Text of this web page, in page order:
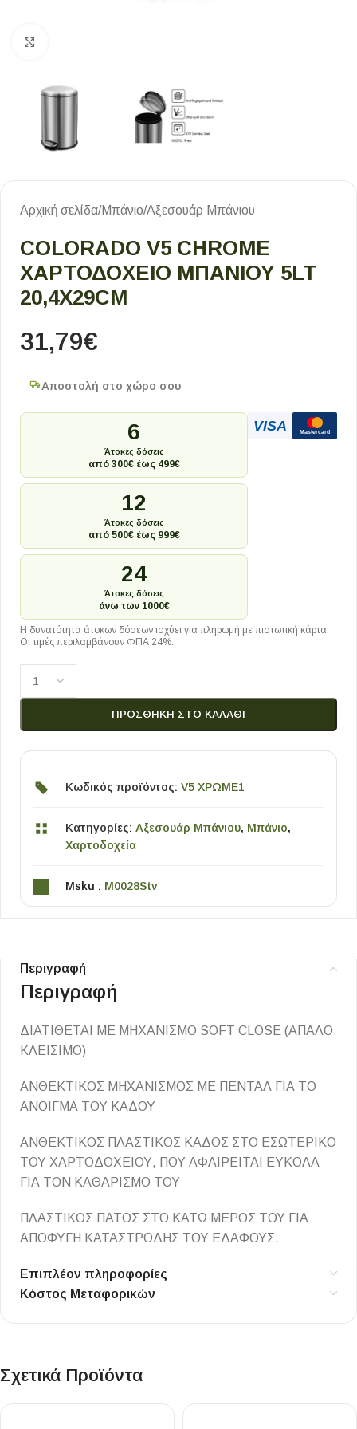
Αρχική σελίδα/Μπάνιο/Αξεσουάρ Μπάνιου
COLORADO V5 CHROME
ΧΑΡΤΟΔΟΧΕΙΟ ΜΠΑΝΙΟΥ 5LT
20,4Χ29CM
31,79€
Αποστολή στο χώρο σου
6
Άτοκες δόσεις
από 300€ έως 499€
12
Άτοκες δόσεις
από 500€ έως 999€
24
Άτοκες δόσεις
άνω των 1000€
VISA Mastercard
Η δυνατότητα άτοκων δόσεων ισχύει για πληρωμή με πιστωτική κάρτα.
Οι τιμές περιλαμβάνουν ΦΠΑ 24%.
ΠΡΟΣΘΉΚΗ ΣΤΟ ΚΑΛΆΘΙ
Κωδικός προϊόντος: V5 ΧΡΩΜΕ1
Κατηγορίες: Αξεσουάρ Μπάνιου, Μπάνιο,
Χαρτοδοχεία
Msku : M0028Stv
Περιγραφή
Περιγραφή
ΔΙΑΤΙΘΕΤΑΙ ΜΕ ΜΗΧΑΝΙΣΜΟ SOFT CLOSE (ΑΠΑΛΟ
ΚΛΕΙΣΙΜΟ)
ΑΝΘΕΚΤΙΚΟΣ ΜΗΧΑΝΙΣΜΟΣ ΜΕ ΠΕΝΤΑΛ ΓΙΑ ΤΟ
ΑΝΟΙΓΜΑ ΤΟΥ ΚΑΔΟΥ
ΑΝΘΕΚΤΙΚΟΣ ΠΛΑΣΤΙΚΟΣ ΚΑΔΟΣ ΣΤΟ ΕΣΩΤΕΡΙΚΟ
ΤΟΥ ΧΑΡΤΟΔΟΧΕΙΟΥ, ΠΟΥ ΑΦΑΙΡΕΙΤΑΙ ΕΥΚΟΛΑ
ΓΙΑ ΤΟΝ ΚΑΘΑΡΙΣΜΟ ΤΟΥ
ΠΛΑΣΤΙΚΟΣ ΠΑΤΟΣ ΣΤΟ ΚΑΤΩ ΜΕΡΟΣ ΤΟΥ ΓΙΑ
ΑΠΟΦΥΓΗ ΚΑΤΑΣΤΡΟΔΗΣ ΤΟΥ ΕΔΑΦΟΥΣ.
Επιπλέον πληροφορίες
Κόστος Μεταφορικών
Σχετικά Προϊόντα